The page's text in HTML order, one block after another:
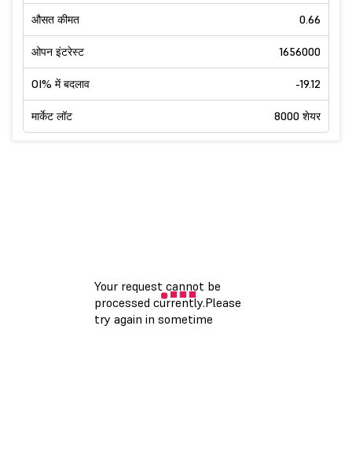
औसत कीमत 0.66
ओपन इंटरेस्ट 1656000
OI% में बदलाव -19.12
मार्केट लॉट 8000 शेयर